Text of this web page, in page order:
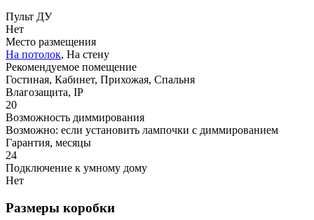
Пульт ДУ
Нет
Место размещения
На потолок, На стену
Рекомендуемое помещение
Гостиная, Кабинет, Прихожая, Спальня
Влагозащита, IP
20
Возможность диммирования
Возможно: если установить лампочки с диммированием
Гарантия, месяцы
24
Подключение к умному дому
Нет
Размеры коробки